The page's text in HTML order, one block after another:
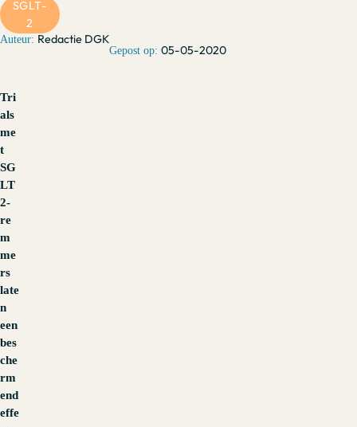
Redactie DGK
05-05-2020
SGLT-
2
Tri
als
me
t
SG
LT
2-
re
m
me
rs
late
n
een
bes
che
rm
end
effe